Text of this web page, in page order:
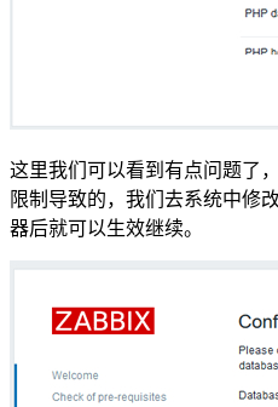
这里我们可以看到有点问题了
限制导致的，我们去系统中修
器后就可以生效继续。